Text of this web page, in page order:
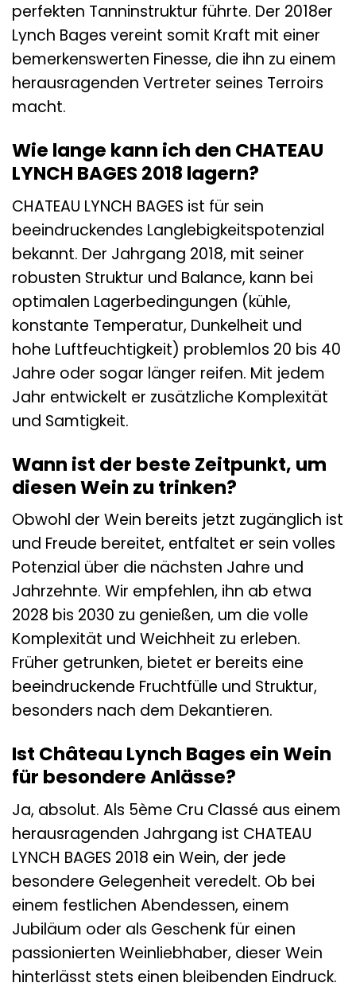
perfekten Tanninstruktur führte. Der 2018er
Lynch Bages vereint somit Kraft mit einer
bemerkenswerten Finesse, die ihn zu einem
herausragenden Vertreter seines Terroirs
macht.
Wie lange kann ich den CHATEAU
LYNCH BAGES 2018 lagern?
CHATEAU LYNCH BAGES ist für sein
beeindruckendes Langlebigkeitspotenzial
bekannt. Der Jahrgang 2018, mit seiner
robusten Struktur und Balance, kann bei
optimalen Lagerbedingungen (kühle,
konstante Temperatur, Dunkelheit und
hohe Luftfeuchtigkeit) problemlos 20 bis 40
Jahre oder sogar länger reifen. Mit jedem
Jahr entwickelt er zusätzliche Komplexität
und Samtigkeit.
Wann ist der beste Zeitpunkt, um
diesen Wein zu trinken?
Obwohl der Wein bereits jetzt zugänglich ist
und Freude bereitet, entfaltet er sein volles
Potenzial über die nächsten Jahre und
Jahrzehnte. Wir empfehlen, ihn ab etwa
2028 bis 2030 zu genießen, um die volle
Komplexität und Weichheit zu erleben.
Früher getrunken, bietet er bereits eine
beeindruckende Fruchtfülle und Struktur,
besonders nach dem Dekantieren.
Ist Château Lynch Bages ein Wein
für besondere Anlässe?
Ja, absolut. Als 5ème Cru Classé aus einem
herausragenden Jahrgang ist CHATEAU
LYNCH BAGES 2018 ein Wein, der jede
besondere Gelegenheit veredelt. Ob bei
einem festlichen Abendessen, einem
Jubiläum oder als Geschenk für einen
passionierten Weinliebhaber, dieser Wein
hinterlässt stets einen bleibenden Eindruck.